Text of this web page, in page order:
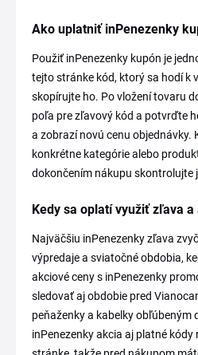
Ako uplatniť inPenezenky
Použiť inPenezenky kupón je
tejto stránke kód, ktorý sa hodí k
skopírujte ho. Po vložení tovaru
poľa pre zľavový kód a potvrďte
a zobrazí novú cenu objednávky.
konkrétne kategórie alebo
dokončením nákupu skontrolujte
Kedy sa oplatí využiť zľava a
Najväčšiu inPenezenky zľava
výpredaje a sviatočné obdobia,
akciové ceny s inPenezenky
sledovať aj obdobie pred
peňaženky a kabelky obľúbeným
inPenezenky akcia aj platné